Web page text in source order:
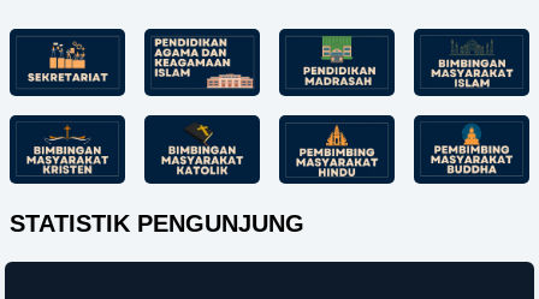
STATISTIK PENGUNJUNG